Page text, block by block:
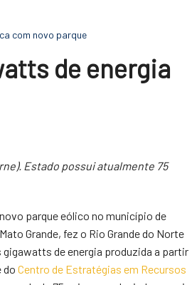
com novo parque
de energia
Estado possui atualmente 75
parque eólico no município de
Grande, fez o Rio Grande do Norte
de energia produzida a partir
do Centro de Estratégias em Recursos